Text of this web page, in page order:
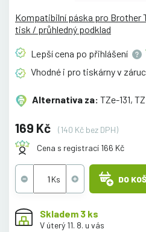
Kompatibilní páska pro Brother
tisk / průhledný podklad
Lepší cena po přihlášení
Vhodné i pro tiskárny v
Alternativa za: TZe-131,
169 Kč
(140 Kč bez DPH)
Cena s registrací 166 Kč
DO
Skladem 3 ks
V úterý 11. 8. u vás